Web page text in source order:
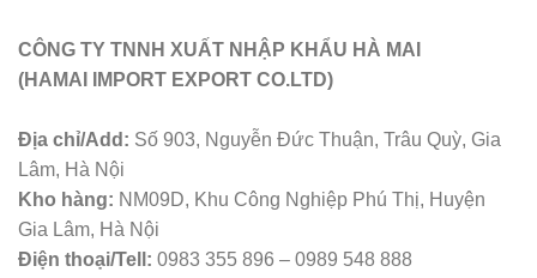
CÔNG TY TNNH XUẤT NHẬP KHẨU HÀ MAI
(HAMAI IMPORT EXPORT CO.LTD)
Địa chỉ/Add: Số 903, Nguyễn Đức Thuận, Trâu Quỳ, Gia
Lâm, Hà Nội
Kho hàng: NM09D, Khu Công Nghiệp Phú Thị, Huyện
Gia Lâm, Hà Nội
Điện thoại/Tell: 0983 355 896 – 0989 548 888